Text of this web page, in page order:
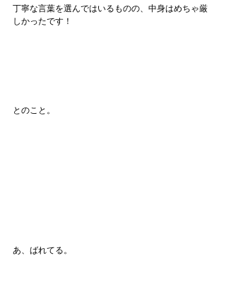
丁寧な言葉を選んではいるものの、中身はめちゃ厳
しかったです！
とのこと。
あ、ばれてる。